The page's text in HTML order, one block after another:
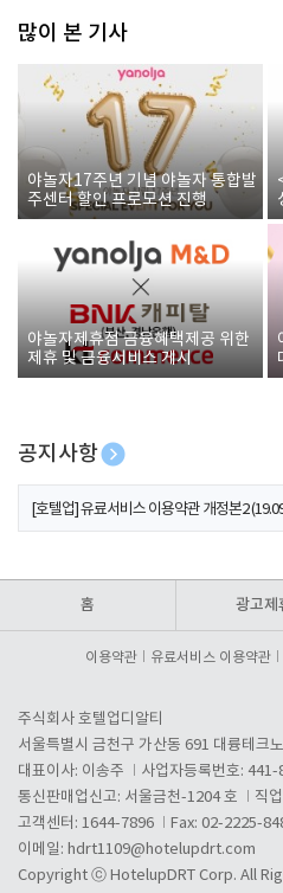
많이 본 기사
야놀자17주년 기념 야놀자 통합발
주센터 할인 프로모션 진행
야놀자제휴점 금융혜택제공 위한
제휴 및 금융서비스 게시
공지사항
[호텔업] 개인정보 처리방침 개정본1 (19.09.02)
[호텔업] 유료서비스 이용약관 개정본2
홈 광고제
이용약관 유료서비스 이용약관
주식회사 호텔업디알티
서울특별시 금천구 가산동 691 대륭테크
대표이사: 이송주
사업자등록번호:
통신판매업신고: 서울금천-1204 호
직
고객센터: 1644-7896
Fax: 02-2225-
이메일: hdrt1109@hotelupdrt.com
Copyright ⓒ HotelupDRT Corp. All